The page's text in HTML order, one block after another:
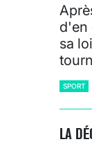
d'en
sa
SPORT
LA